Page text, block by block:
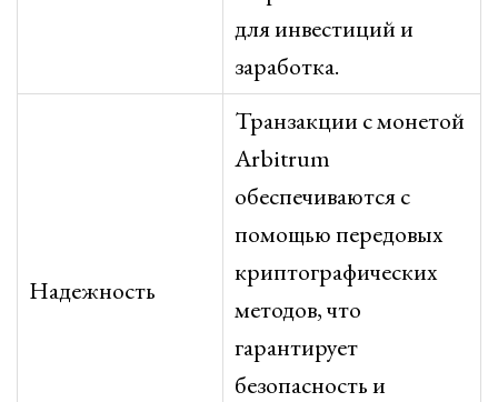
для инвестиций и
заработка.
Надежность
Транзакции с монетой
Arbitrum
обеспечиваются с
помощью передовых
криптографических
методов, что
гарантирует
безопасность и